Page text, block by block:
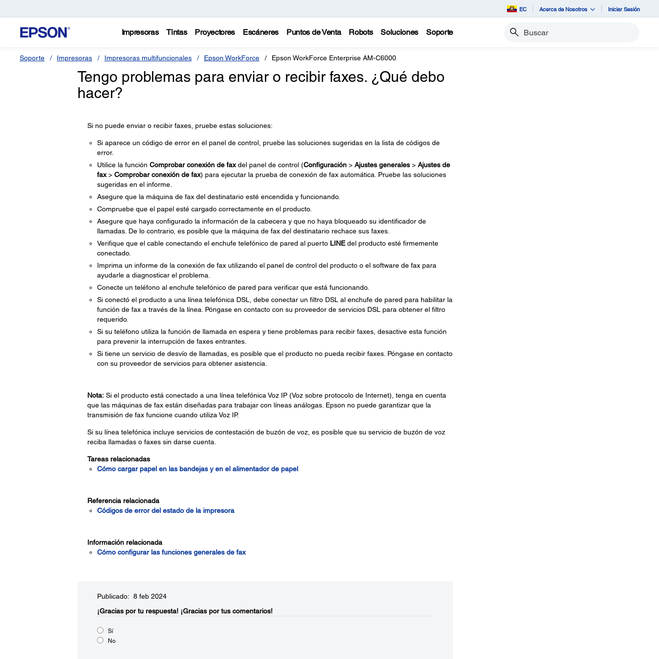
EC Acerca de Nosotros Iniciar Sesión
Impresoras Tintas Proyectores Escáneres Puntos de Venta Robots Soluciones Soporte Buscar
Soporte Impresoras Impresoras multifuncionales Epson WorkForce Epson WorkForce Enterprise AM-C6000
Tengo problemas para enviar o recibir faxes. ¿Qué debo
hacer?
Si no puede enviar o recibir faxes, pruebe estas soluciones:
Si aparece un código de error en el panel de control, pruebe las soluciones sugeridas en la lista de códigos de
error.
Utilice la función Comprobar conexión de faxdel panel de control (Configuración> Ajustes generales> Ajustes de
fax> Comprobar conexión de fax) para ejecutar la prueba de conexión de fax automática. Pruebe las soluciones
sugeridas en el informe.
Asegure que la máquina de fax del destinatario esté encendida y funcionando.
Compruebe que el papel esté cargado correctamente en el producto.
Asegure que haya configurado la información de la cabecera y que no haya bloqueado su identificador de
llamadas. De lo contrario, es posible que la máquina de fax del destinatario rechace sus faxes.
Verifique que el cable conectando el enchufe telefónico de pared al puerto LINEdel producto esté firmemente
conectado.
Imprima un informe de la conexión de fax utilizando el panel de control del producto o el software de fax para
ayudarle a diagnosticar el problema.
Conecte un teléfono al enchufe telefónico de pared para verificar que está funcionando.
Si conectó el producto a una línea telefónica DSL, debe conectar un filtro DSL al enchufe de pared para habilitar la
función de fax a través de la línea. Póngase en contacto con su proveedor de servicios DSL para obtener el filtro
requerido.
Si su teléfono utiliza la función de llamada en espera y tiene problemas para recibir faxes, desactive esta función
para prevenir la interrupción de faxes entrantes.
Si tiene un servicio de desvío de llamadas, es posible que el producto no pueda recibir faxes. Póngase en contacto
con su proveedor de servicios para obtener asistencia.
Nota:Si el producto está conectado a una línea telefónica Voz IP (Voz sobre protocolo de Internet), tenga en cuenta
que las máquinas de fax están diseñadas para trabajar con líneas análogas. Epson no puede garantizar que la
transmisión de fax funcione cuando utiliza Voz IP.
Si su línea telefónica incluye servicios de contestación de buzón de voz, es posible que su servicio de buzón de voz
reciba llamadas o faxes sin darse cuenta.
Tareas relacionadas
Cómo cargar papel en las bandejas y en el alimentador de papel
Referencia relacionada
Códigos de error del estado de la impresora
Información relacionada
Cómo configurar las funciones generales de fax
Publicado: 8 feb 2024
¡Gracias por tu respuesta! ¡Gracias por tus comentarios!
Sí
No